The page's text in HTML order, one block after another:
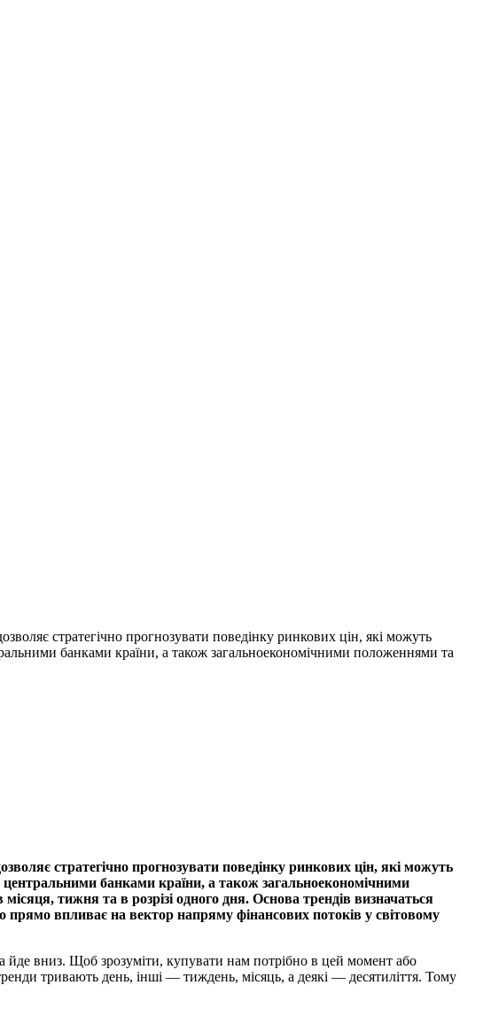
стратегічно прогнозувати поведінку ринкових цін, які можуть
банками країни, а також загальноекономічними положеннями та
стратегічно прогнозувати поведінку ринкових цін, які можуть
центральними банками країни, а також загальноекономічними
тижня та в розрізі одного дня. Основа трендів визначаться
впливає на вектор напряму фінансових потоків у світовому
вниз. Щоб зрозуміти, купувати нам потрібно в цей момент або
тривають день, інші — тиждень, місяць, а деякі — десятиліття. Тому